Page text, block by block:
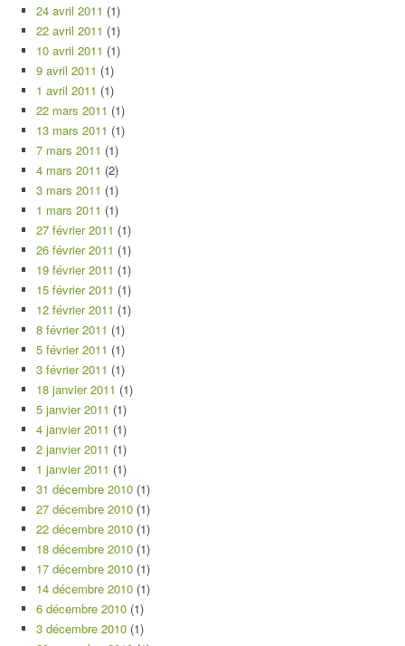
24 avril 2011 (1)
22 avril 2011 (1)
10 avril 2011 (1)
9 avril 2011 (1)
1 avril 2011 (1)
22 mars 2011 (1)
13 mars 2011 (1)
7 mars 2011 (1)
4 mars 2011 (2)
3 mars 2011 (1)
1 mars 2011 (1)
27 février 2011 (1)
26 février 2011 (1)
19 février 2011 (1)
15 février 2011 (1)
12 février 2011 (1)
8 février 2011 (1)
5 février 2011 (1)
3 février 2011 (1)
18 janvier 2011 (1)
5 janvier 2011 (1)
4 janvier 2011 (1)
2 janvier 2011 (1)
1 janvier 2011 (1)
31 décembre 2010 (1)
27 décembre 2010 (1)
22 décembre 2010 (1)
18 décembre 2010 (1)
17 décembre 2010 (1)
14 décembre 2010 (1)
6 décembre 2010 (1)
3 décembre 2010 (1)